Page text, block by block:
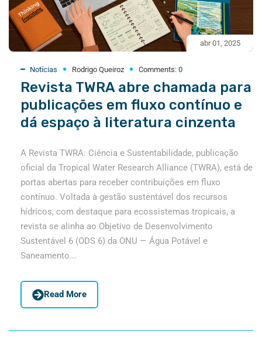
abr 01, 2025
Notícias Rodrigo Queiroz Comments: 0
Revista TWRA abre chamada para
publicações em fluxo contínuo e
dá espaço à literatura cinzenta
A Revista TWRA: Ciência e Sustentabilidade, publicação
oficial da Tropical Water Research Alliance (TWRA), está de
portas abertas para receber contribuições em fluxo
contínuo. Voltada à gestão sustentável dos recursos
hídricos, com destaque para ecossistemas tropicais, a
revista se alinha ao Objetivo de Desenvolvimento
Sustentável 6 (ODS 6) da ONU — Água Potável e
Saneamento...
Read More